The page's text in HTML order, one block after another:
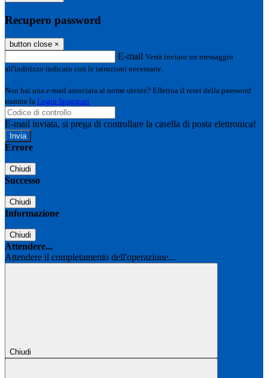
Recupero password
button close ×
E-mail Verrà inviato un messaggio
all'indirizzo indicato con le istruzioni necessarie.
Non hai una e-mail associata al nome utente? Effettua il reset della password
tramite la Login Spaggiari
E-mail inviata, si prega di controllare la casella di posta elettronica!
Errore
Chiudi
Successo
Chiudi
Informazione
Chiudi
Attendere...
Attendere il completamento dell'operazione...
Chiudi